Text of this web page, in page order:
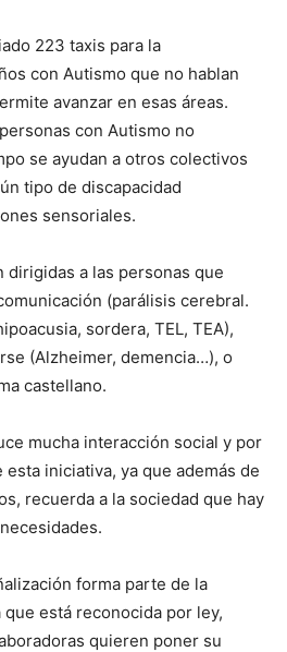
223 taxis para la
con Autismo que no hablan
avanzar en esas áreas.
con Autismo no
se ayudan a otros colectivos
tipo de discapacidad
sensoriales.
dirigidas a las personas que
(parálisis cerebral.
sordera, TEL, TEA),
(Alzheimer, demencia…), o
castellano.
mucha interacción social y por
iniciativa, ya que además de
recuerda a la sociedad que hay
forma parte de la
está reconocida por ley,
quieren poner su